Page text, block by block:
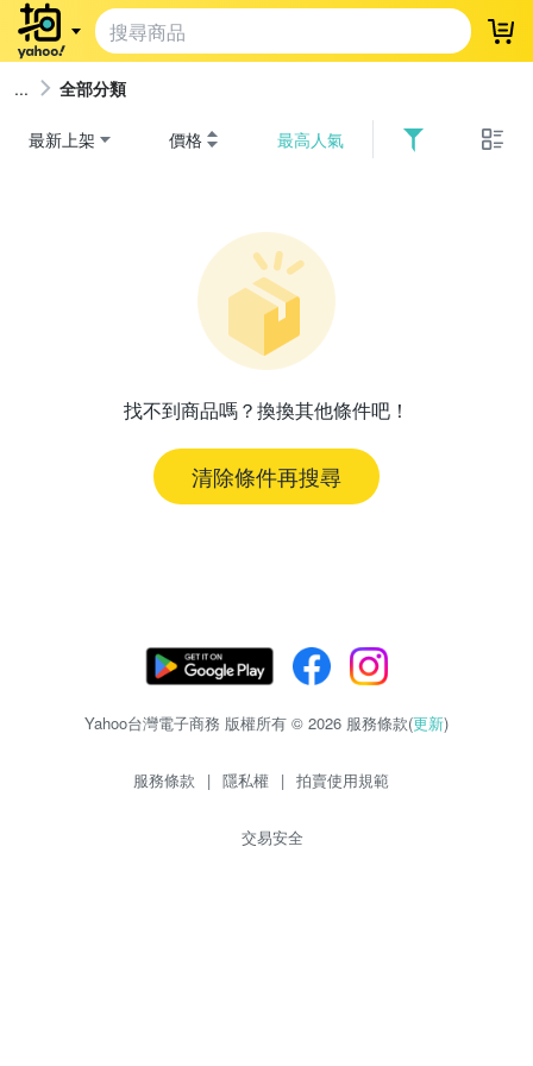
登
全部分類
最新上架 價格 最高人氣
找不到商品嗎？換換其他條件吧！
清除條件再搜尋
Yahoo台灣電子商務 版權所有 © 2026 服務條款(更新)
服務條款 | 隱私權 | 拍賣使用規範
交易安全